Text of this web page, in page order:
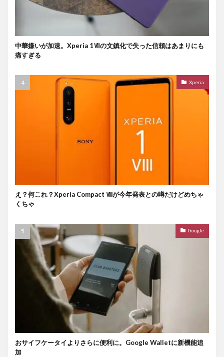
中華嫌いが加速。Xperia 1Ⅶの文鎮化で失った信頼はあまりにも
痛すぎる
Xperia
え？何これ？Xperia Compact Ⅷが今年発表との噂だけどめちゃ
くちゃ
Google
おサイフケータイよりさらに便利に。Google Walletに新機能追
加